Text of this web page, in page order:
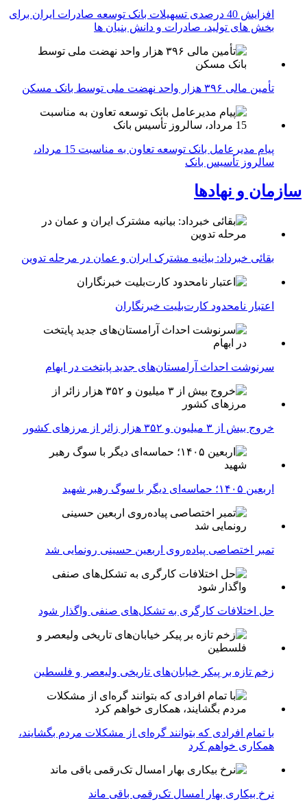
افزایش 40 درصدی تسهیلات بانک توسعه صادرات ایران برای
بخش های تولید، صادرات و دانش بنیان ها
تأمین مالی ۳۹۶ هزار واحد نهضت ملی توسط بانک مسکن
پیام مدیرعامل بانک توسعه تعاون به مناسبت 15 مرداد،
سالروز تأسیس بانک
سازمان و نهادها
بقائی خبرداد: بیانیه مشترک ایران و عمان در مرحله تدوین
اعتبار نامحدود کارت‌بلیت خبرنگاران
سرنوشت احداث آرامستان‌های جدید پایتخت در ابهام
خروج بیش از ۳ میلیون و ۳۵۲ هزار زائر از مرزهای کشور
اربعین ۱۴۰۵؛ حماسه‌ای دیگر با سوگ رهبر شهید
تمبر اختصاصی پیاده‌روی اربعین حسینی رونمایی شد
حل اختلافات کارگری به تشکل‌های صنفی واگذار شود
زخم تازه بر پیکر خیابان‌های تاریخی ولیعصر و فلسطین
با تمام افرادی که بتوانند گره‌ای از مشکلات مردم بگشایند،
همکاری خواهم کرد
نرخ بیکاری بهار امسال تک‌رقمی باقی ماند